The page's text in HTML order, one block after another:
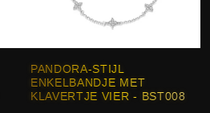
PANDORA-STIJL
ENKELBANDJE MET
KLAVERTJE VIER - BST008